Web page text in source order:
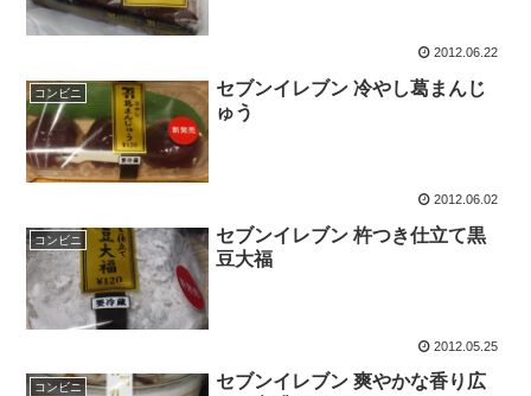
2012.06.22
コンビニ
セブンイレブン 冷やし葛まんじ
ゅう
2012.06.02
コンビニ
セブンイレブン 杵つき仕立て黒
豆大福
2012.05.25
コンビニ
セブンイレブン 爽やかな香り広